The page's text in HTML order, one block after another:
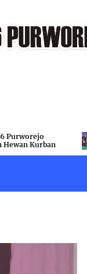
Berlangsung